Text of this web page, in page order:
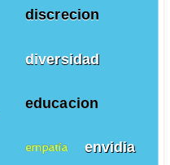
discrecion
diversidad
educacion
empatía envidia